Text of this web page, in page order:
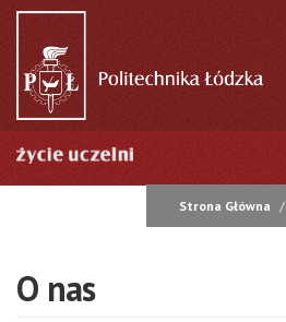
Przejdź
treści
Strona Główna
O nas